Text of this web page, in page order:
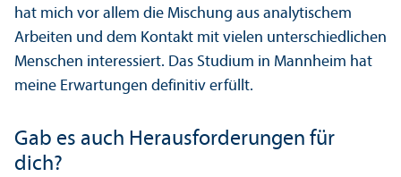
hat mich vor allem die Mischung aus analytischem
Arbeiten und dem Kontakt mit vielen unter­schiedlichen
Menschen interessiert. Das Studium in Mannheim hat
meine Erwartungen definitiv erfüllt.
Gab es auch Herausforderungen für
dich?